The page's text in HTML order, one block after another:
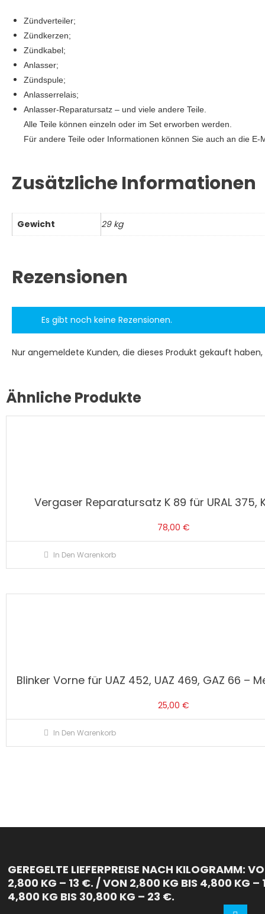
Zündverteiler;
Zündkerzen;
Zündkabel;
Anlasser;
Zündspule;
Anlasserrelais;
Anlasser-Reparatursatz – und viele andere Teile.
Alle Teile können einzeln oder im Set erworben werden.
Für andere Teile oder Informationen können Sie auch an die
Zusätzliche Informationen
Gewicht 29 kg
Rezensionen
Es gibt noch keine Rezensionen.
Nur angemeldete Kunden, die dieses Produkt gekauft
Ähnliche Produkte
Vergaser Reparatursatz K 89 für URAL 375, K
78,00 €
In Den Warenkorb
Blinker Vorne für UAZ 452, UAZ 469, GAZ 66 –
25,00 €
In Den Warenkorb
GEREGELTE LIEFERPREISE NACH KILOGRAMM:
2,800 KG – 13 €. / VON 2,800 KG BIS 4,800 KG –
4,800 KG BIS 30,800 KG – 23 €.